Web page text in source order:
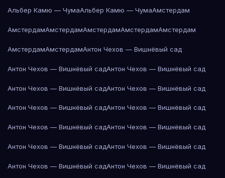
Альбер Камю — ЧумаАльбер Камю — ЧумаАмстердам
АмстердамАмстердамАмстердамАмстердамАмстердам
АмстердамАмстердамАнтон Чехов — Вишнёвый сад
Антон Чехов — Вишнёвый садАнтон Чехов — Вишнёвый сад
Антон Чехов — Вишнёвый садАнтон Чехов — Вишнёвый сад
Антон Чехов — Вишнёвый садАнтон Чехов — Вишнёвый сад
Антон Чехов — Вишнёвый садАнтон Чехов — Вишнёвый сад
Антон Чехов — Вишнёвый садАнтон Чехов — Вишнёвый сад
Антон Чехов — Вишнёвый садАнтон Чехов — Вишнёвый сад